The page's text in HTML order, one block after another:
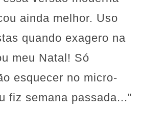
ainda melhor. Uso
quando exagero na
meu Natal! Só
esquecer no micro-
fiz semana passada..."